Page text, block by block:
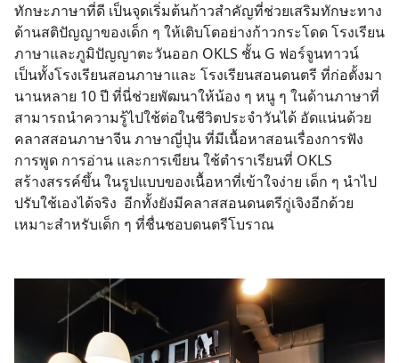
ทักษะภาษาที่ดี เป็นจุดเริ่มต้นก้าวสำคัญที่ช่วยเสริมทักษะทาง
ด้านสติปัญญาของเด็ก ๆ ให้เติบโตอย่างก้าวกระโดด โรงเรียน
ภาษาและภูมิปัญญาตะวันออก OKLS ชั้น G ฟอร์จูนทาวน์
เป็นทั้งโรงเรียนสอนภาษาและ โรงเรียนสอนดนตรี ที่ก่อตั้งมา
นานหลาย 10 ปี ที่นี่ช่วยพัฒนาให้น้อง ๆ หนู ๆ ในด้านภาษาที่
สามารถนำความรู้ไปใช้ต่อในชีวิตประจำวันได้ อัดแน่นด้วย
คลาสสอนภาษาจีน ภาษาญี่ปุ่น ที่มีเนื้อหาสอนเรื่องการฟัง
การพูด การอ่าน และการเขียน ใช้ตำราเรียนที่ OKLS
สร้างสรรค์ขึ้น ในรูปแบบของเนื้อหาที่เข้าใจง่าย เด็ก ๆ นำไป
ปรับใช้เองได้จริง อีกทั้งยังมีคลาสสอนดนตรีกู่เจิงอีกด้วย
เหมาะสำหรับเด็ก ๆ ที่ชื่นชอบดนตรีโบราณ